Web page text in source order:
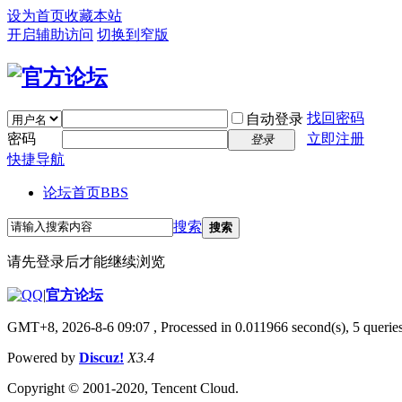
设为首页收藏本站
开启辅助访问 切换到窄版
自动登录 找回密码
密码
登录
立即注册
快捷导航
论坛首页BBS
搜索 搜索
请先登录后才能继续浏览
|官方论坛
GMT+8, 2026-8-6 09:07 , Processed in 0.011966 second(s), 5
Powered by Discuz! X3.4
Copyright © 2001-2020, Tencent Cloud.